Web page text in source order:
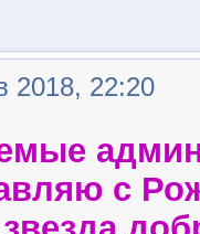
2018, 22:20
с